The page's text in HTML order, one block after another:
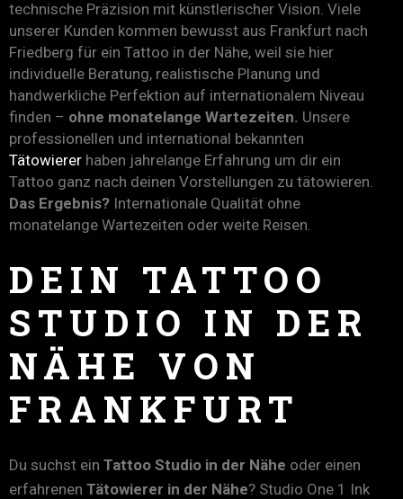
technische Präzision mit künstlerischer Vision. Viele
unserer Kunden kommen bewusst aus Frankfurt nach
Friedberg für ein Tattoo in der Nähe, weil sie hier
individuelle Beratung, realistische Planung und
handwerkliche Perfektion auf internationalem Niveau
finden – ohne monatelange Wartezeiten. Unsere
professionellen und international bekannten
Tätowierer haben jahrelange Erfahrung um dir ein
Tattoo ganz nach deinen Vorstellungen zu tätowieren.
Das Ergebnis? Internationale Qualität ohne
monatelange Wartezeiten oder weite Reisen.
DEIN TATTOO
STUDIO IN DER
NÄHE VON
FRANKFURT
Du suchst ein Tattoo Studio in der Nähe oder einen
erfahrenen Tätowierer in der Nähe? Studio One 1 Ink